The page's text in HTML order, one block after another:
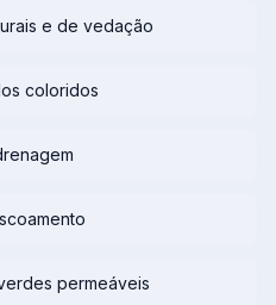
e de vedação
coloridos
permeáveis